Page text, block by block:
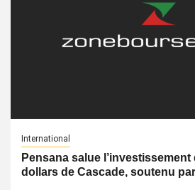
International
Pensana salue
dollars de Cascade, soutenu